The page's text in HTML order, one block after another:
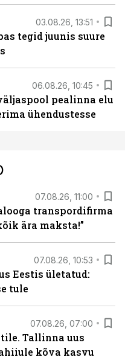
03.08.26, 13:51
tegid juunis suure
06.08.26, 10:45
pealinna elu
ühendustesse
07.08.26, 11:00
transpordifirma
ära maksta!”
07.08.26, 10:53
Eestis ületatud:
tule
07.08.26, 07:00
Tallinna uus
kõva kasvu